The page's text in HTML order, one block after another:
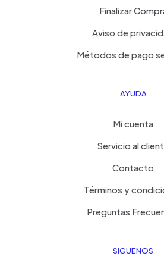
Finalizar
Aviso de
Métodos de pago
AYUDA
Mi cuenta
Servicio al
Contacto
Términos y
Preguntas
SIGUENOS